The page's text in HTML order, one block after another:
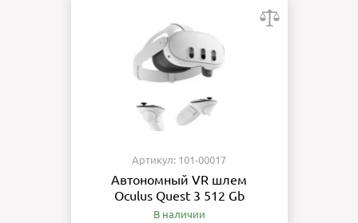
Артикул: 101-00017
Автономный VR шлем
Oculus Quest 3 512 Gb
В наличии